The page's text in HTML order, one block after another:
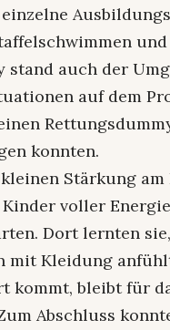
stand auch der
auf dem
konnten.
Stärkung
voller
Dort lernten
mit Kleidung
kommt, bleibt für
Abschluss